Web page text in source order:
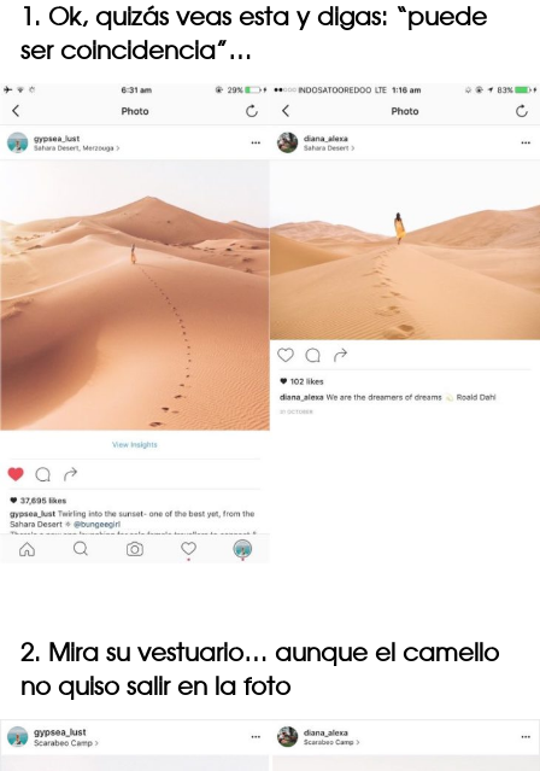
1. Ok, quizás veas esta y digas: “puede
ser coincidencia”…
2. Mira su vestuario… aunque el camello
no quiso salir en la foto